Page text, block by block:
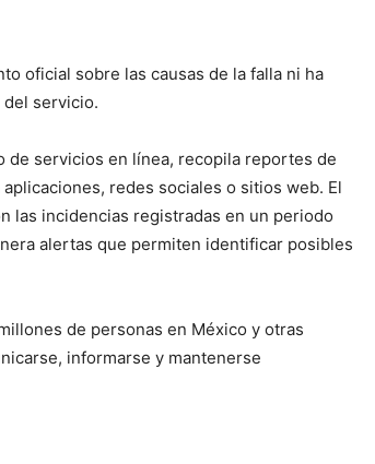
oficial sobre las causas de la falla ni ha
del servicio.
de servicios en línea, recopila reportes de
redes sociales o sitios web. El
las incidencias registradas en un periodo
alertas que permiten identificar posibles
de personas en México y otras
informarse y mantenerse